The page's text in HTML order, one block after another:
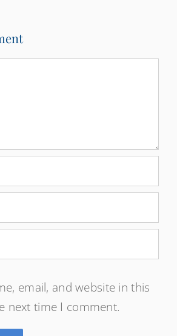
email, and website in this
next time I comment.